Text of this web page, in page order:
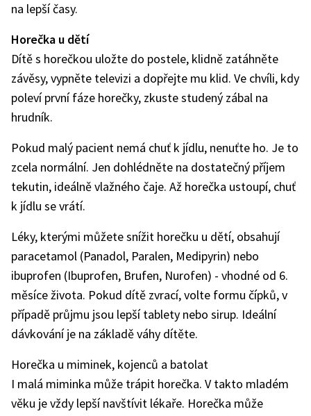
na lepší časy.
Horečka u dětí
Dítě s horečkou uložte do postele, klidně zatáhněte
závěsy, vypněte televizi a dopřejte mu klid. Ve chvíli, kdy
poleví první fáze horečky, zkuste studený zábal na
hrudník.
Pokud malý pacient nemá chuť k jídlu, nenuťte ho. Je to
zcela normální. Jen dohlédněte na dostatečný příjem
tekutin, ideálně vlažného čaje. Až horečka ustoupí, chuť
k jídlu se vrátí.
Léky, kterými můžete snížit horečku u dětí, obsahují
paracetamol (Panadol, Paralen, Medipyrin) nebo
ibuprofen (Ibuprofen, Brufen, Nurofen) - vhodné od 6.
měsíce života. Pokud dítě zvrací, volte formu čípků, v
případě průjmu jsou lepší tablety nebo sirup. Ideální
dávkování je na základě váhy dítěte.
Horečka u miminek, kojenců a batolat
I malá miminka může trápit horečka. V takto mladém
věku je vždy lepší navštívit lékaře. Horečka může